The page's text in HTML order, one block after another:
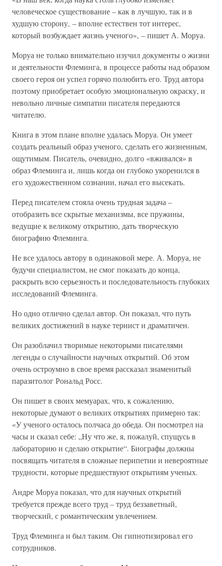
человеческое существование – как в лучшую, так и в
худшую сторону, – вполне естествен тот интерес,
который возбуждает жизнь ученого», – пишет А. Моруа.
Моруа не только внимательно изучил документы о жизни
и деятельности Флеминга, в процессе работы над образом
своего героя он успел горячо полюбить его. Труд автора
поэтому приобретает особую эмоциональную окраску, и
невольно личные симпатии писателя передаются
читателю.
Книга в этом плане вполне удалась Моруа. Он умеет
создать реальный образ ученого, сделать его жизненным,
ощутимым. Писатель, очевидно, долго «вживался» в
образ Флеминга и, лишь когда он глубоко укоренился в
его художественном сознании, начал его высекать.
Перед писателем стояла очень трудная задача –
отобразить все скрытые механизмы, все пружины,
ведущие к великому открытию, дать творческую
биографию Флеминга.
Не все удалось автору в одинаковой мере. А. Моруа, не
будучи специалистом, не смог показать до конца,
раскрыть всю серьезность и последовательность глубоких
исследований Флеминга.
Но одно отлично сделал автор. Он показал, что путь
великих достижений в науке тернист и драматичен.
Он разоблачил творимые некоторыми писателями
легенды о случайности научных открытий. Об этом
очень остроумно в свое время рассказал знаменитый
паразитолог Рональд Росс.
Он пишет в своих мемуарах, что, к сожалению,
некоторые думают о великих открытиях примерно так:
«У ученого осталось полчаса до обеда. Он посмотрел на
часы и сказал себе: „Ну что же, я, пожалуй, спущусь в
лабораторию и сделаю открытие“. Биографы должны
посвящать читателя в сложные перипетии и невероятные
трудности, которые предшествуют открытиям ученых.
Андре Моруа показал, что для научных открытий
требуется прежде всего труд – труд беззаветный,
творческий, с романтическим увлечением.
Труд Флеминга и был таким. Он гипнотизировал его
сотрудников.